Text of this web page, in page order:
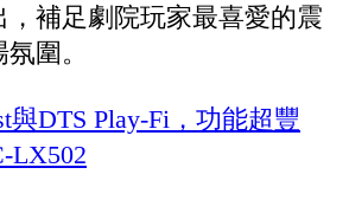
補足劇院玩家最喜愛的震
圍。